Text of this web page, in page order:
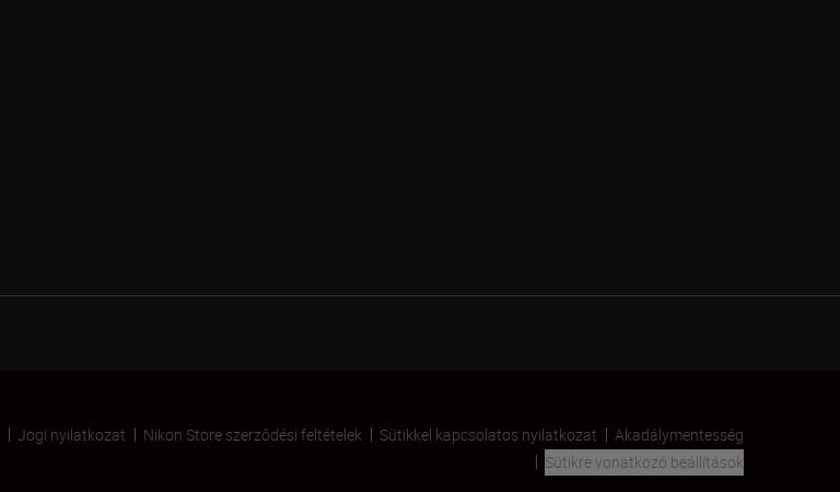
Jogi nyilatkozat Nikon Store szerződési feltételek Sütikkel kapcsolatos nyilatkozat
Akadálymentesség
Sütikre vonatkozó beállítások